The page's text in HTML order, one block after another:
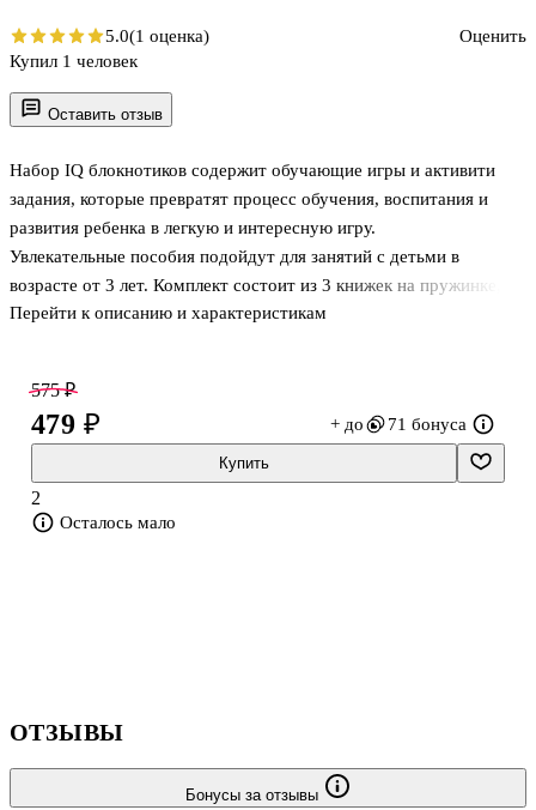
Оставить отзыв
Набор IQ блокнотиков содержит обучающие игры и активити
задания, которые превратят процесс обучения, воспитания и
развития ребенка в легкую и интересную игру.
Увлекательные пособия подойдут для занятий с детьми в
возрасте от 3 лет. Комплект состоит из 3 книжек на пружинке, в
которых содержится 240 игр-заданий.
спрятавшихся животных, что помогает развивать внимание,
мелкую моторику и мышление. Задания в блокнотах направлены
на развитие зрительно-моторной координации, памяти,
мышления, восприятия. Так же есть задания с лабиринтами, на
поиск лишнего, отличия, изучение размеро
Перейти к описанию и характеристикам
5.0(1 оценка)
Оценить
Купил 1 человек
575 ₽
479 ₽ + до 71 бонуса
Купить
2
Осталось мало
ОТЗЫВЫ
Бонусы за отзывы